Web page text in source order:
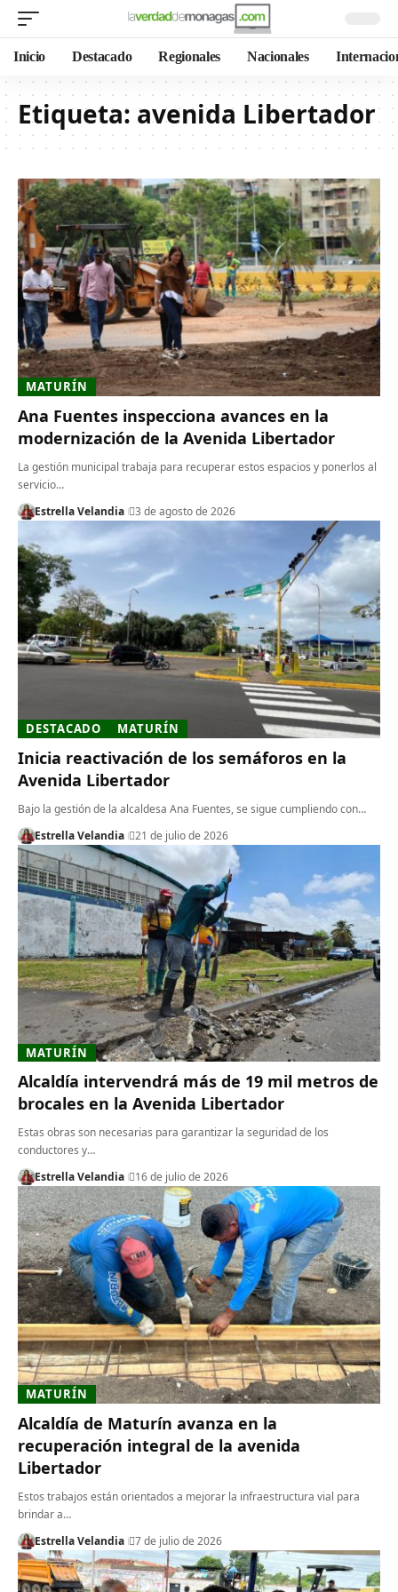
Inicio Destacado Regionales Nacionales
Etiqueta: avenida Libertador
MATURÍN
Ana Fuentes inspecciona avances en la
modernización de la Avenida Libertador
​La gestión municipal trabaja para recuperar estos espacios y ponerlos al
servicio…
Estrella Velandia
3 de agosto de 2026
DESTACADO MATURÍN
Inicia reactivación de los semáforos en la
Avenida Libertador
​Bajo la gestión de la alcaldesa Ana Fuentes, se sigue cumpliendo con…
Estrella Velandia
21 de julio de 2026
MATURÍN
Alcaldía intervendrá más de 19 mil metros de
brocales en la Avenida Libertador
​Estas obras son necesarias para garantizar la seguridad de los
conductores y…
Estrella Velandia
16 de julio de 2026
MATURÍN
Alcaldía de Maturín avanza en la
recuperación integral de la avenida
Libertador
​Estos trabajos están orientados a mejorar la infraestructura vial para
brindar a…
Estrella Velandia
7 de julio de 2026